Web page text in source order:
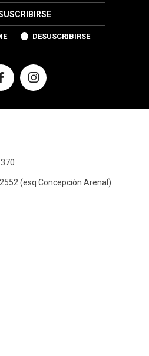
DESUSCRIBIRSE
(esq Concepción Arenal)